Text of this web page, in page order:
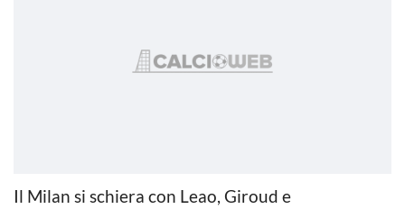
Il Milan si schiera con Leao, Giroud e